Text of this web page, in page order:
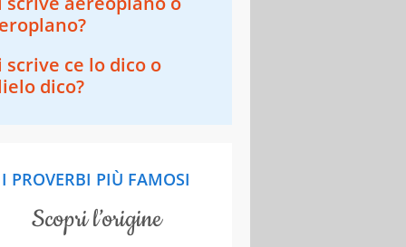
scrive ce lo dico o
dico?
I PROVERBI PIÙ FAMOSI
scopri l’origine